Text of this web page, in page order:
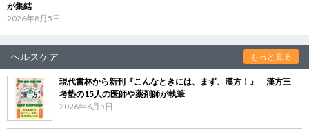
が集結
2026年8月5日
ヘルスケア もっと見る
現代書林から新刊『こんなときには、まず、漢方！』 漢方三
考塾の15人の医師や薬剤師が執筆
2026年8月5日